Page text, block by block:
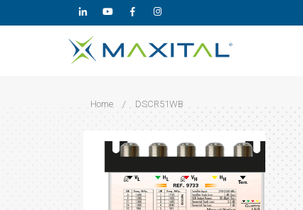
Home / DSCR51WB